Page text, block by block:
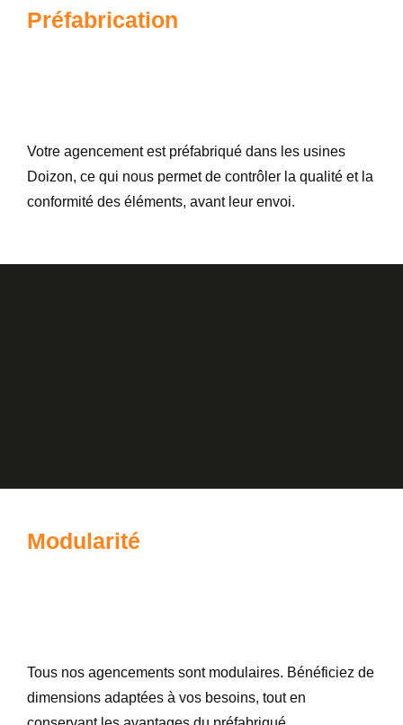
Préfabrication
Votre agencement est préfabriqué dans les usines
Doizon, ce qui nous permet de contrôler la qualité et la
conformité des éléments, avant leur envoi.
Modularité
Tous nos agencements sont modulaires. Bénéficiez de
dimensions adaptées à vos besoins, tout en